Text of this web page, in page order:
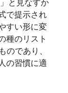
と見なすか
で提示され
すい形に変
種のリスト
のであり、
の習慣に適